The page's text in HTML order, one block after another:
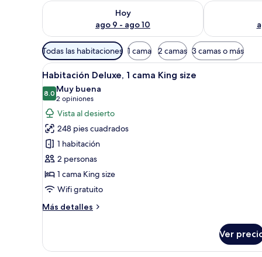
Hoy
ago 9 - ago 10
Consulta la disponibilidad para hoy ago 9 - ago 10
Consulta la
Filtros
disponibles
para
las
habitaciones
Todas las habitaciones 1 cama 2 camas 3 camas o más
Abrir
todas
las
fotos
de
Habitación
Deluxe,
1
cama
King
size
Una cama bien tendida con
6
Habitación Deluxe, 1 cama King size
8.08.0 de 10
Muy buena
2 opiniones
(2
opiniones)
Vista al desierto
248 pies cuadrados
1 habitación
2 personas
1 cama King size
Wifi gratuito
Más detalles
Más
Deluxe,
Ver